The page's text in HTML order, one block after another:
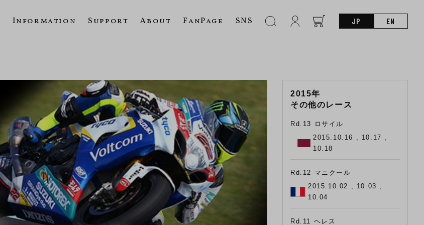
Information Support About FanPage SNS JP EN
2015年
その他のレース
Rd.13 ロサイル
2015.10.16 , 10.17 ,
10.18
Rd.12 マニクール
2015.10.02 , 10.03 ,
10.04
Rd.11 ヘレス